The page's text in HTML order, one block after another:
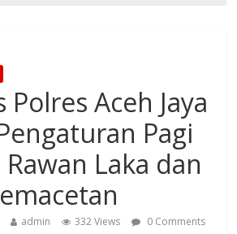
Polres Aceh Jaya
Pagi
Laka dan
admin 332 Views
0 Comments